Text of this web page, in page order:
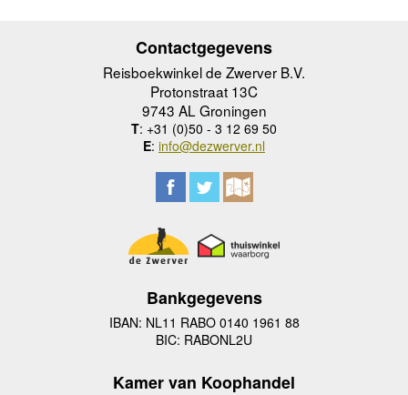
Contactgegevens
Reisboekwinkel de Zwerver B.V.
Protonstraat 13C
9743 AL Groningen
T: +31 (0)50 - 3 12 69 50
E: info@dezwerver.nl
Bankgegevens
IBAN: NL11 RABO 0140 1961 88
BIC: RABONL2U
Kamer van Koophandel